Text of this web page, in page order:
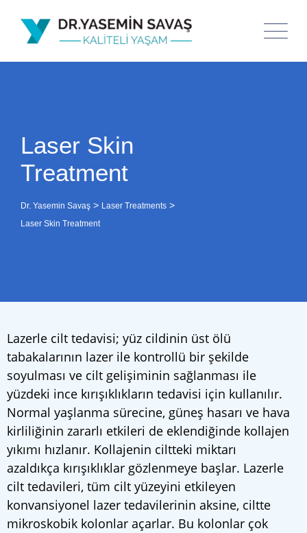
Laser Skin
Treatment
Dr. Yasemin Savaş > Laser Treatments >
Laser Skin Treatment
Lazerle cilt tedavisi; yüz cildinin üst ölü
tabakalarının lazer ile kontrollü bir şekilde
soyulması ve cilt gelişiminin sağlanması ile
yüzdeki ince kırışıklıkların tedavisi için kullanılır.
Normal yaşlanma sürecine, güneş hasarı ve hava
kirliliğinin zararlı etkileri de eklendiğinde kollajen
yıkımı hızlanır. Kollajenin ciltteki miktarı
azaldıkça kırışıklıklar gözlenmeye başlar. Lazerle
cilt tedavileri, tüm cilt yüzeyini etkileyen
konvansiyonel lazer tedavilerinin aksine, ciltte
mikroskobik kolonlar açarlar. Bu kolonlar çok